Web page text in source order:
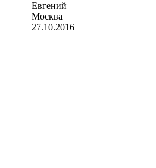
Евгений
Москва
27.10.2016